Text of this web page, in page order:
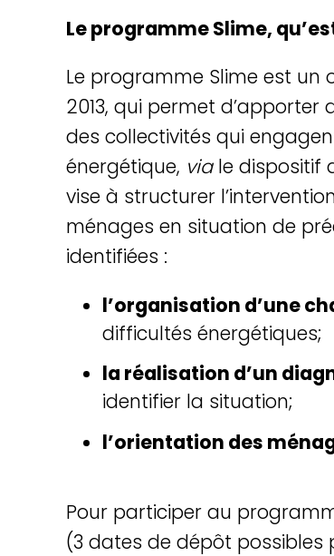
Réseau TEPOS
Le programme Slime,
Le programme Slime est un
2013, qui permet
des collectivités qui
énergétique, viale dispositif
vise à structurer
ménages en situation de
identifiées :
l’organisation d’une
difficultés énergétiques;
la réalisation d’un
identifier la situation;
l’orientation des
Pour participer au
(3 dates de dépôt possibles